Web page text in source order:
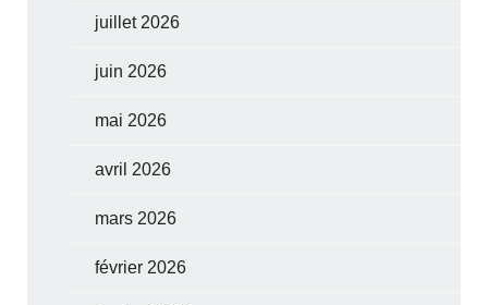
juillet 2026
juin 2026
mai 2026
avril 2026
mars 2026
février 2026